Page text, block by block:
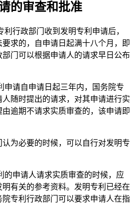
的审查和批准
利行政部门收到发明专利申请后，
求的，自申请日起满十八个月，即
门可以根据申请人的请求早日公布
申请自申请日起三年内，国务院专
随时提出的请求，对其申请进行实
逾期不请求实质审查的，该申请即
认为必要的时候，可以自行对发明专
的申请人请求实质审查的时候，应
有关的参考资料。发明专利已经在
专利行政部门可以要求申请人在指